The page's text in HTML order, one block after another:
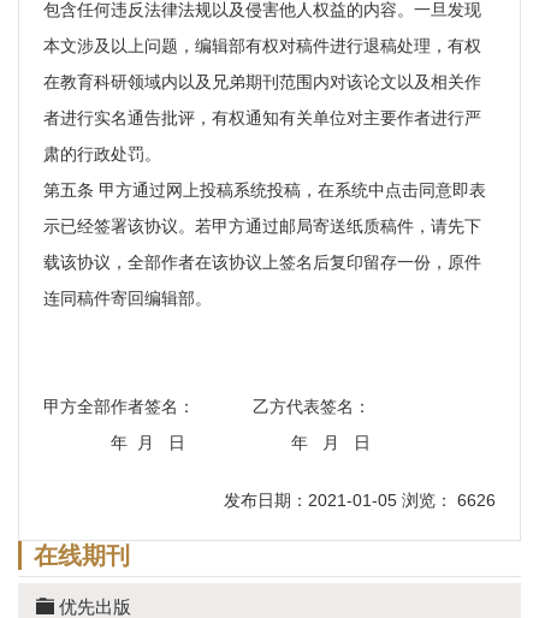
包含任何违反法律法规以及侵害他人权益的内容。一旦发现
本文涉及以上问题，编辑部有权对稿件进行退稿处理，有权
在教育科研领域内以及兄弟期刊范围内对该论文以及相关作
者进行实名通告批评，有权通知有关单位对主要作者进行严
肃的行政处罚。
第五条 甲方通过网上投稿系统投稿，在系统中点击同意即表
示已经签署该协议。若甲方通过邮局寄送纸质稿件，请先下
载该协议，全部作者在该协议上签名后复印留存一份，原件
连同稿件寄回编辑部。
甲方全部作者签名： 乙方代表签名：
年 月 日 年 月 日
发布日期：2021-01-05 浏览： 6626
在线期刊
优先出版